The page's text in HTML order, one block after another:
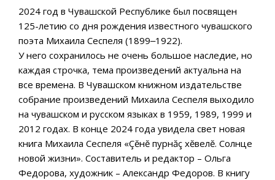
2024 год в Чувашской Республике был посвящен
125-летию со дня рождения известного чувашского
поэта Михаила Сеспеля (1899‒1922).
У него сохранилось не очень большое наследие, но
каждая строчка, тема произведений актуальна на
все времена. В Чувашском книжном издательстве
собрание произведений Михаила Сеспеля выходило
на чувашском и русском языках в 1959, 1989, 1999 и
2012 годах. В конце 2024 года увидела свет новая
книга Михаила Сеспеля «Çĕнĕ пурнăç хĕвелĕ. Солнце
новой жизни». Составитель и редактор – Ольга
Федорова, художник – Александр Федоров. В книгу